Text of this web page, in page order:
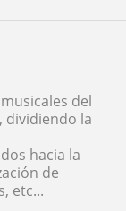
del
dividiendo la
hacia la
de
etc...